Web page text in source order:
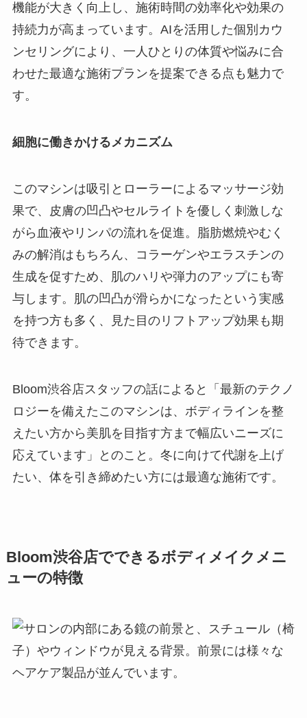
機能が大きく向上し、施術時間の効率化や効果の
持続力が高まっています。AIを活用した個別カウ
ンセリングにより、一人ひとりの体質や悩みに合
わせた最適な施術プランを提案できる点も魅力で
す。
細胞に働きかけるメカニズム
このマシンは吸引とローラーによるマッサージ効
果で、皮膚の凹凸やセルライトを優しく刺激しな
がら血液やリンパの流れを促進。脂肪燃焼やむく
みの解消はもちろん、コラーゲンやエラスチンの
生成を促すため、肌のハリや弾力のアップにも寄
与します。肌の凹凸が滑らかになったという実感
を持つ方も多く、見た目のリフトアップ効果も期
待できます。
Bloom渋谷店スタッフの話によると「最新のテクノ
ロジーを備えたこのマシンは、ボディラインを整
えたい方から美肌を目指す方まで幅広いニーズに
応えています」とのこと。冬に向けて代謝を上げ
たい、体を引き締めたい方には最適な施術です。
Bloom渋谷店でできるボディメイクメニ
ューの特徴